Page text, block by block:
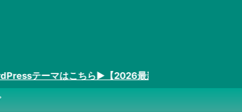
テーマはこちら▶︎【2026最新】